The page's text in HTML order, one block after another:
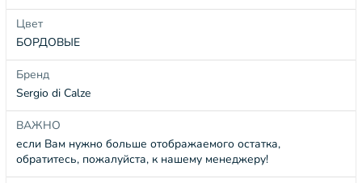
Цвет
БОРДОВЫЕ
Бренд
Sergio di Calze
ВАЖНО
если Вам нужно больше отображаемого остатка,
обратитесь, пожалуйста, к нашему менеджеру!